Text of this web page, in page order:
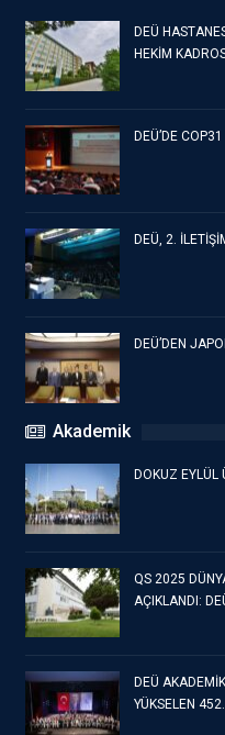
DEÜ
HEKİM
DEÜ’DE
DEÜ, 2.
DEÜ’DEN
Akademik
DOKUZ EYLÜL
QS 2025
AÇIKLANDI:
DEÜ
YÜKSELEN